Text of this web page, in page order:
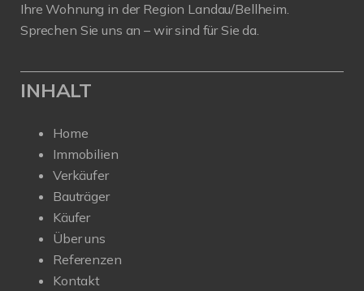
Ihre Wohnung in der Region Landau/Bellheim.
Sprechen Sie uns an – wir sind für Sie da.
INHALT
Home
Immobilien
Verkäufer
Bauträger
Käufer
Über uns
Referenzen
Kontakt